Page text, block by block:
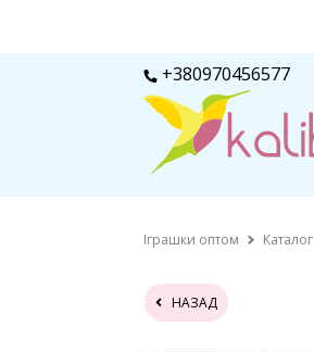
+380970456577
Іграшки оптом Каталог
НАЗАД